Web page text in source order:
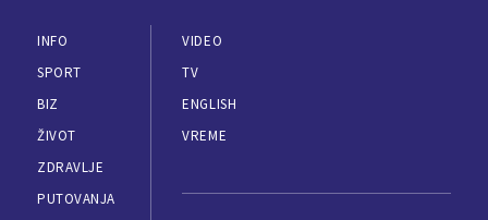
INFO
SPORT
BIZ
ŽIVOT
ZDRAVLJE
PUTOVANJA
VIDEO
TV
ENGLISH
VREME